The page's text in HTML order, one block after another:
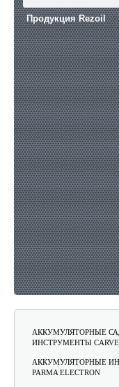
Продукция Rezoil
АККУМУЛЯТОРНЫЕ
ИНСТРУМЕНТЫ
АККУМУЛЯТОРНЫЕ
PARMA ELECTRON